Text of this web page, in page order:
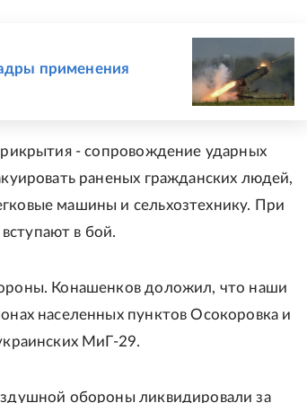
применения
- сопровождение ударных
раненых гражданских людей,
машины и сельхозтехнику. При
в бой.
Конашенков доложил, что наши
населенных пунктов Осокоровка и
МиГ-29.
обороны ликвидировали за